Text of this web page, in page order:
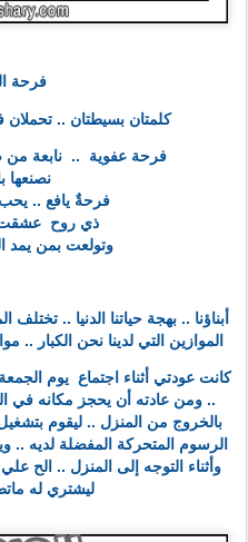
فرحة
كلمتان بسيطتان ..
فرحة عفوية .. نابعة من
نصنعها
فرحةٌ يافع .. يحب
ذي روح عشقت
وتولعت بمن يمد
أبناؤنا .. بهجة حياتنا الدنيا ..
الموازين التي لدينا نحن الكبار ..
كانت عودتي أثناء اجتماع يوم
.. ومن عادته أن يحجز مكانه في
بالخروج من المنزل .. ليقوم
الرسوم المتحركة المفضلة لديه
وأثناء التوجه إلى المنزل .. الح
ليشتري له